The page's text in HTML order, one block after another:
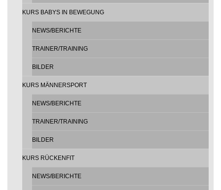
KURS BABYS IN BEWEGUNG
NEWS/BERICHTE
TRAINER/TRAINING
BILDER
KURS MÄNNERSPORT
NEWS/BERICHTE
TRAINER/TRAINING
BILDER
KURS RÜCKENFIT
NEWS/BERICHTE